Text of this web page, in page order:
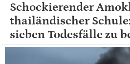
Schockierender
thailändischer
sieben Todesfälle zu